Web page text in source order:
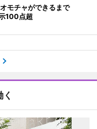
モチャができるまで
100点超